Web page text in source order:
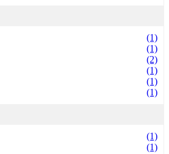
(1)
(1)
(2)
(1)
(1)
(1)
(1)
(1)